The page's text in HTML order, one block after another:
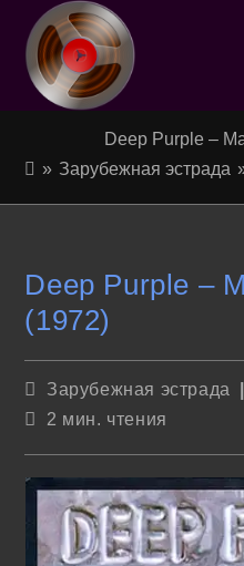
Перейти
содержимому
Deep Purple –
» Зарубежная эстрада
Deep Purple –
(1972)
Рубрика
Зарубежная эстрада
Время2 мин. чтения